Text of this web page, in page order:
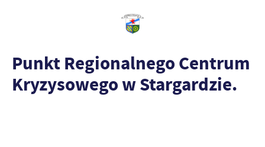
Punkt Regionalnego Centrum
Kryzysowego w Stargardzie.